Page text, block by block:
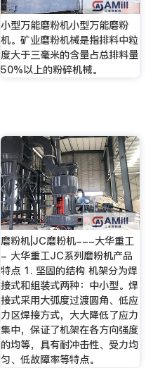
小型万能磨粉机小型万能磨粉
机。矿业磨粉机械是指排料中粒
度大于三毫米的含量占总排料量
50%以上的粉碎机械。
磨粉机|JC磨粉机---大华重工
- 大华重工JC系列磨粉机产品
特点 1. 坚固的结构 机架分为焊
接式和组装式两种：中小型。焊
接式采用大弧度过渡圆角、低应
力区焊接方式，大大降低了应力
集中，保证了机架在各方向强度
的均等，具有耐冲击性、受力均
匀、低故障率等特点。